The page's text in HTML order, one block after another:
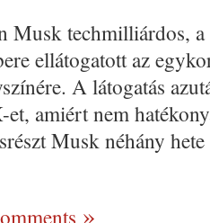
Musk techmilliárdos,
ellátogatott az
A látogatás
amiért nem
Musk néhány